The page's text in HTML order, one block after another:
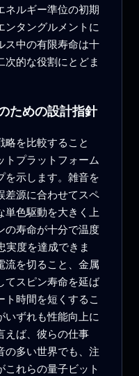
ルギー準位の初期
タングルメントに
ス中の有限寿命は十
的な役割にとどま
ための設計指針
略を比較すること
トプラットフォーム
を示します。雑音を
差源に合わせてスペ
単色駆動を大きく上
の寿命が十分で温度
実度を達成できま
流を切ること、金属
てスピン寿命を延ば
時間を短くするこ
いずれも性能向上に
えば、彼らの仕事
の多い世界でも、注
れらの量子ビット